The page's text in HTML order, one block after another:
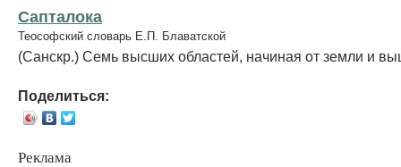
Сапталока
Теософский словарь Е.П. Блаватской
(Санскр.) Семь высших областей, начиная от земли и
Поделиться:
Реклама